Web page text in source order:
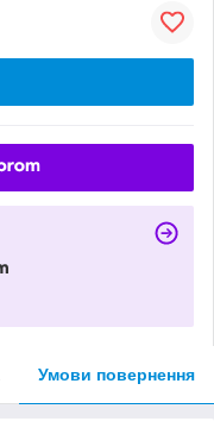
Умови повернення